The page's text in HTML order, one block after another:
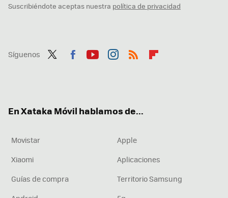
Suscribiéndote aceptas nuestra política de privacidad
Síguenos
En Xataka Móvil hablamos de...
Movistar
Apple
Xiaomi
Aplicaciones
Guías de compra
Territorio Samsung